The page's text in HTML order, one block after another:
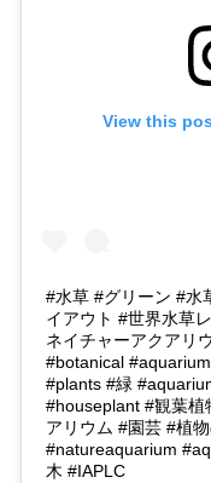
View this
#水草 #グリーン #水
イアウト #世界水草
ネイチャーアクアリ
#botanical
#plants #緑
#houseplant #観葉植
アリウム #園芸 #植
#natureaquarium
木 #IAPLC